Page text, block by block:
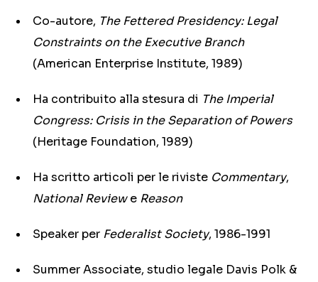
Co-autore, The Fettered Presidency: Legal
Constraints on the Executive Branch
(American Enterprise Institute, 1989)
Ha contribuito alla stesura di The Imperial
Congress: Crisis in the Separation of Powers
(Heritage Foundation, 1989)
Ha scritto articoli per le riviste Commentary,
National Reviewe Reason
Speaker per Federalist Society, 1986-1991
Summer Associate, studio legale Davis Polk &